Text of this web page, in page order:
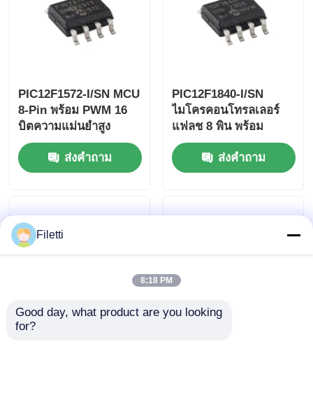
PIC12F1572-I/SN MCU
8-Pin พร้อม PWM 16
บิตความแม่นยําสูง
ส่งคำถาม
PIC12F1840-I/SN
ไมโครคอนโทรลเลอร์
แฟลช 8 พิน พร้อม
เทคโนโลยี XLP
ส่งคำถาม
Filetti
8:18 PM
Good day, what product are you looking
for?